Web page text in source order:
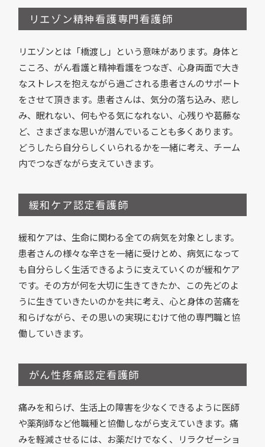
リエゾン精神看護専門看護師
リエゾンとは「橋渡し」という意味があります。身体と
こころ、がん看護と精神看護をつなぎ、心身両面で大き
なストレスを抱えながら過ごされる患者さんのサポート
をさせて頂きます。患者さんは、気分の落ち込み、悲し
み、眠れない、何もやる気になれない、心残りや葛藤な
ど、さまざまな思いが潜んでいることも多くあります。
どうしたら自分らしくいられるかを一緒に考え、チーム
内でつなぎながら支えていきます。
緩和ケア認定看護師
緩和ケアは、生命に関わる全ての病気を対象とします。
患者さんの様々な辛さを一緒に受けとめ、病気になって
も自分らしく生活できるように支えていくのが緩和ケア
です。その方が何を大切に生きてきたか、この先どのよ
うに生きていきたいのかを共に考え、心と身体の苦痛を
和らげながら、その思いの実現にむけて他の専門職と協
働していきます。
がん性疼痛認定看護師
痛みを和らげ、生活上の障害を少なくできるように医師
や薬剤師など他職種と協働しながら支えていきます。痛
みを軽減させるには、お薬だけでなく、リラクゼーショ